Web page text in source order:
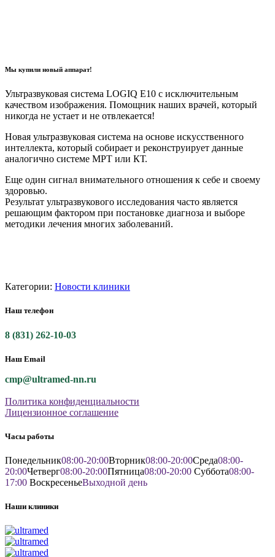
Мы купили новый аппарат!
Ультразвуковая система LOGIQ E10 с исключительным
качеством изображения. Помощник наших врачей, который
никогда не устает и не отвлекается!
Новая ультразвуковая система на основе искусственного
интеллекта, который собирает и реконструирует данные
аналогично системе МРТ или КТ.
Еще один сигнал внимательного отношения к себе и своему
здоровью.
Результат ультразвукового исследования часто является
решающим фактором при постановке диагноза и выборе
методики лечения многих заболеваний.
Категории: Новости клиники
Наш телефон
8 (831) 262-10-03
Наш Email
cmp@ultramed-nn.ru
Политика конфиденциальности
Лицензионное соглашение
Часы работы
Понедельник08:00-20:00Вторник08:00-20:00Среда08:00-
20:00Четверг08:00-20:00Пятница08:00-20:00 Суббота08:00-
17:00 ВоскресеньеВыходной день
Наши клиники